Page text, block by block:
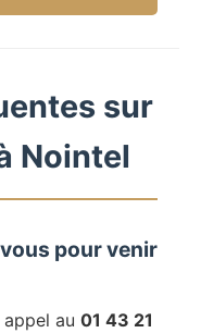
sur
Nointel
pour venir
au 01 43 21